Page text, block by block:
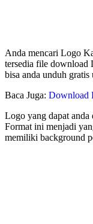
Anda mencari Logo
tersedia file download
bisa anda unduh
Baca Juga: Download
Logo yang dapat
Format ini menjadi
memiliki background